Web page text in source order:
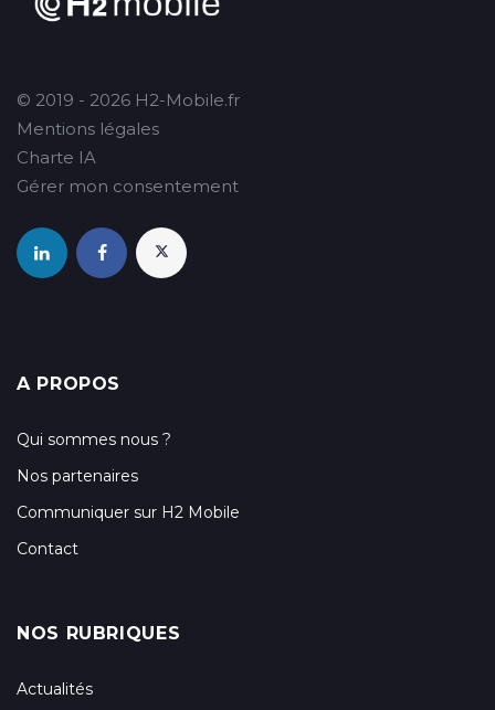
© 2019 - 2026 H2-Mobile.fr
Mentions légales
Charte IA
Gérer mon consentement
A PROPOS
Qui sommes nous ?
Nos partenaires
Communiquer sur H2 Mobile
Contact
NOS RUBRIQUES
Actualités